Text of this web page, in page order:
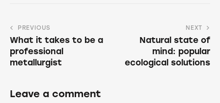
PREVIOUS
What it takes to be a
professional
metallurgist
NEXT
Natural state of
mind: popular
ecological solutions
Leave a comment